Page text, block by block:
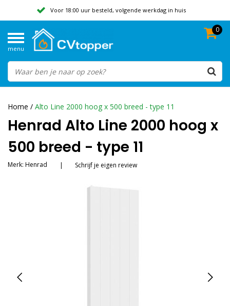
Voor 18:00 uur besteld, volgende werkdag in huis
Beoordeeld met een 9,8
menu
0
Home / Alto Line 2000 hoog x 500 breed - type 11
Henrad Alto Line 2000 hoog x
500 breed - type 11
Merk: Henrad | Schrijf je eigen review